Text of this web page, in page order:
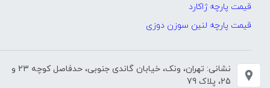
قیمت پارچه ژاکارد
قیمت پارچه لنین سوزن دوزی
نشانی: تهران، ونک، خیابان گاندی جنوبی، حدفاصل کوچه 23 و
25، پلاک 79